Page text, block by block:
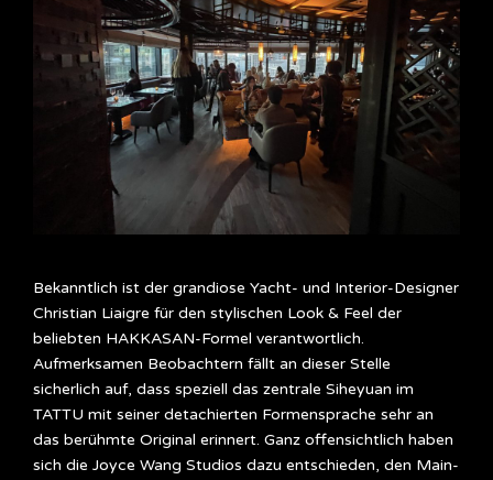
Bekanntlich ist der grandiose Yacht- und Interior-Designer
Christian Liaigre für den stylischen Look & Feel der
beliebten HAKKASAN-Formel verantwortlich.
Aufmerksamen Beobachtern fällt an dieser Stelle
sicherlich auf, dass speziell das zentrale Siheyuan im
TATTU mit seiner detachierten Formensprache sehr an
das berühmte Original erinnert. Ganz offensichtlich haben
sich die Joyce Wang Studios dazu entschieden, den Main-